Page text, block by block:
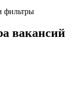
фильтры
вакансий